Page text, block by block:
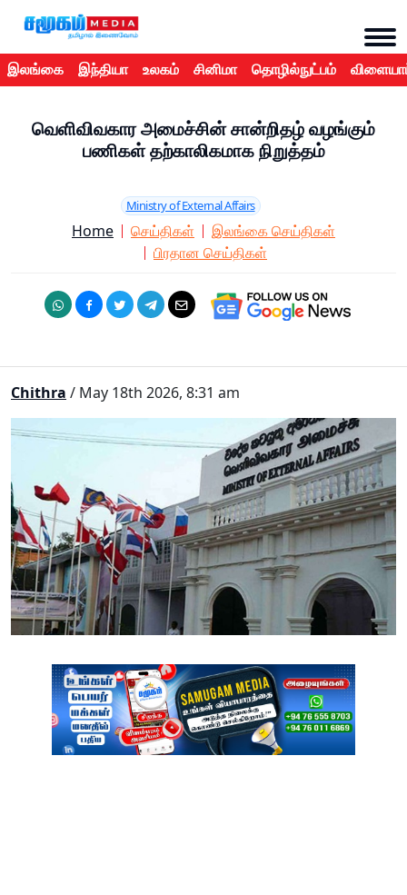
இலங்கை இந்தியா உலகம் சினிமா தொழில்நுட்பம்
வெளிவிவகார அமைச்சின் சான்றிதழ் வழங்கும்
பணிகள் தற்காலிகமாக நிறுத்தம்
Ministry of External Affairs
Home செய்திகள்
இலங்கை செய்திகள்
பிரதான செய்திகள்
Chithra / May 18th 2026, 8:31 am